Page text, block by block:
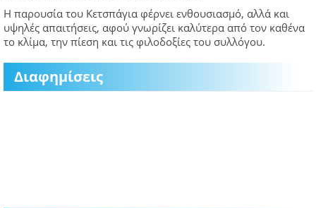
Η παρουσία του Κετσπάγια φέρνει ενθουσιασμό, αλλά και
υψηλές απαιτήσεις, αφού γνωρίζει καλύτερα από τον καθένα
το κλίμα, την πίεση και τις φιλοδοξίες του συλλόγου.
Διαφημίσεις